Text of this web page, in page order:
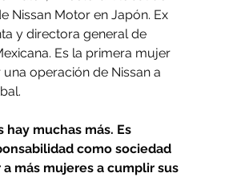
Nissan Motor en Japón. Ex
y directora general de
Es la primera mujer
una operación de Nissan a
hay muchas más. Es
como sociedad
a más mujeres a cumplir sus